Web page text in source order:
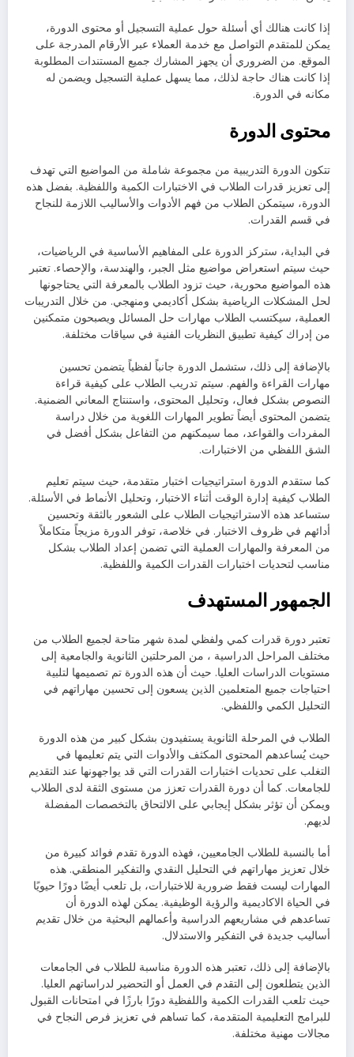
إذا كانت هنالك أي أسئلة حول عملية التسجيل أو محتوى الدورة،
يمكن للمتقدم التواصل مع خدمة العملاء عبر الأرقام المدرجة على
الموقع. من الضروري أن يجهز المشارك جميع المستندات المطلوبة
إذا كانت هناك حاجة لذلك، مما يسهل عملية التسجيل ويضمن له
مكانه في الدورة.
محتوى الدورة
تتكون الدورة التدريبية من مجموعة شاملة من المواضيع التي تهدف
إلى تعزيز قدرات الطلاب في الاختبارات الكمية واللفظية. بفضل هذه
الدورة، سيتمكن الطلاب من فهم الأدوات والأساليب اللازمة للنجاح
في قسم القدرات.
في البداية، ستركز الدورة على المفاهيم الأساسية في الرياضيات،
حيث سيتم استعراض مواضيع مثل الجبر، والهندسة، والإحصاء. تعتبر
هذه المواضيع محورية، حيث تزود الطلاب بالمعرفة التي يحتاجونها
لحل المشكلات الرياضية بشكل أكاديمي ومنهجي. من خلال التدريبات
العملية، سيكتسب الطلاب مهارات حل المسائل ويصبحون متمكنين
من إدراك كيفية تطبيق النظريات الفنية في سياقات مختلفة.
بالإضافة إلى ذلك، ستشمل الدورة جانباً لفظياً يتضمن تحسين
مهارات القراءة والفهم. سيتم تدريب الطلاب على كيفية قراءة
النصوص بشكل فعال، وتحليل المحتوى، واستنتاج المعاني الضمنية.
يتضمن المحتوى أيضاً تطوير المهارات اللغوية من خلال دراسة
المفردات والقواعد، مما سيمكنهم من التفاعل بشكل أفضل في
الشق اللفظي من الاختبارات.
كما ستقدم الدورة استراتيجيات اختبار متقدمة، حيث سيتم تعليم
الطلاب كيفية إدارة الوقت أثناء الاختبار، وتحليل الأنماط في الأسئلة.
ستساعد هذه الاستراتيجيات الطلاب على الشعور بالثقة وتحسين
أدائهم في ظروف الاختبار. في خلاصة، توفر الدورة مزيجاً متكاملاً
من المعرفة والمهارات العملية التي تضمن إعداد الطلاب بشكل
مناسب لتحديات اختبارات القدرات الكمية واللفظية.
الجمهور المستهدف
تعتبر دورة قدرات كمي ولفظي لمدة شهر متاحة لجميع الطلاب من
مختلف المراحل الدراسية ، من المرحلتين الثانوية والجامعية إلى
مستويات الدراسات العليا. حيث أن هذه الدورة تم تصميمها لتلبية
احتياجات جميع المتعلمين الذين يسعون إلى تحسين مهاراتهم في
التحليل الكمي واللفظي.
الطلاب في المرحلة الثانوية يستفيدون بشكل كبير من هذه الدورة
حيث يُساعدهم المحتوى المكثف والأدوات التي يتم تعليمها في
التغلب على تحديات اختبارات القدرات التي قد يواجهونها عند التقديم
للجامعات. كما أن دورة القدرات تعزز من مستوى الثقة لدى الطلاب
ويمكن أن تؤثر بشكل إيجابي على الالتحاق بالتخصصات المفضلة
لديهم.
أما بالنسبة للطلاب الجامعيين، فهذه الدورة تقدم فوائد كبيرة من
خلال تعزيز مهاراتهم في التحليل النقدي والتفكير المنطقي. هذه
المهارات ليست فقط ضرورية للاختبارات، بل تلعب أيضًا دورًا حيويًا
في الحياة الاكاديمية والرؤية الوظيفية. يمكن لهذه الدورة أن
تساعدهم في مشاريعهم الدراسية وأعمالهم البحثية من خلال تقديم
أساليب جديدة في التفكير والاستدلال.
بالإضافة إلى ذلك، تعتبر هذه الدورة مناسبة للطلاب في الجامعات
الذين يتطلعون إلى التقدم في العمل أو التحضير لدراساتهم العليا.
حيث تلعب القدرات الكمية واللفظية دورًا بارزًا في امتحانات القبول
للبرامج التعليمية المتقدمة، كما تساهم في تعزيز فرص النجاح في
مجالات مهنية مختلفة.